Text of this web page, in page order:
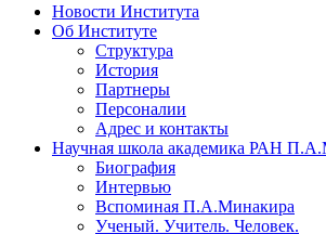
Новости Института
Об Институте
Структура
История
Партнеры
Персоналии
Адрес и контакты
Научная школа академика РАН
Биография
Интервью
Вспоминая П.А.Минакира
Ученый. Учитель. Человек.